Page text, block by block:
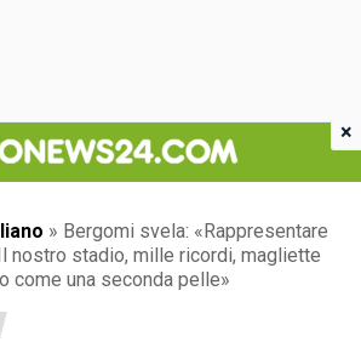
» Bergomi svela: «Rappresentare
nostro stadio, mille ricordi, magliette
come una seconda pelle»
×